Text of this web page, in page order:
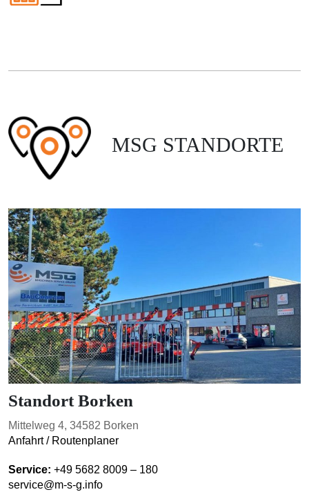
MSG STANDORTE
Standort Borken
Mittelweg 4, 34582 Borken
Anfahrt / Routenplaner
Service: +49 5682 8009 – 180
service@m-s-g.info